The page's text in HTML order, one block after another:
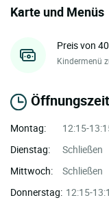
Karte und Menüs
Preis von
Kindermenü
Montag:
12:15-
Dienstag:
Schließen
Mittwoch:
Schließen
Donnerstag: 12:15-